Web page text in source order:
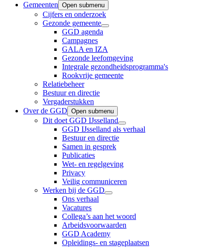
Gemeenten Open submenu
Cijfers en onderzoek
Gezonde gemeente
GGD agenda
Campagnes
GALA en IZA
Gezonde leefomgeving
Integrale gezondheidsprogramma's
Rookvrije gemeente
Relatiebeheer
Bestuur en directie
Vergaderstukken
Over de GGD Open submenu
Dit doet GGD IJsselland
GGD IJsselland als verhaal
Bestuur en directie
Samen in gesprek
Publicaties
Wet- en regelgeving
Privacy
Veilig communiceren
Werken bij de GGD
Ons verhaal
Vacatures
Collega’s aan het woord
Arbeidsvoorwaarden
GGD Academy
Opleidings- en stageplaatsen